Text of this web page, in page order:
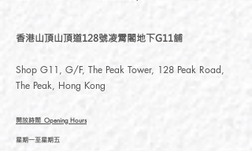
香港山頂山頂道128號凌霄閣地下G11舖
Shop G11, G/F, The Peak Tower, 128 Peak Road,
The Peak, Hong Kong
開放時間 Opening Hours
星期一至星期五